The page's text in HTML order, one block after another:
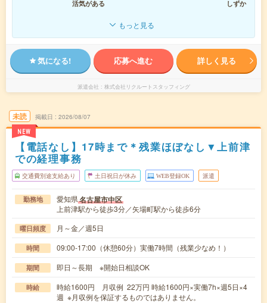
活気がある
しずか
もっと見る
気になる! 応募へ進む 詳しく見る
派遣会社 株式会社リクルートスタッフィング
未読
NEW
掲載日 2026/08/07
【電話なし】17時まで＊残業ほぼなし▼上前津
での経理事務
交通費別途支給あり 土日祝日が休み WEB登録OK 派遣
勤務地 愛知県名古屋市中区
上前津駅から徒歩3分／矢場町駅から徒歩6分
曜日頻度 月～金／週5日
時間 09:00-17:00（休憩60分）実働7時間（残業少なめ！）
期間 即日～長期 ※開始日相談OK
時給
時給1600円 月収例 22万円 時給1600円×実働7h×週5日×4
週 ※月収例を保証するものではありません。